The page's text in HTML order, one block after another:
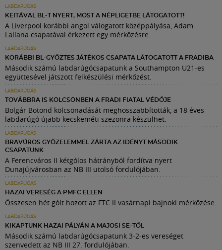
LABDARÚGÁS
KEITÁVAL BL-T NYERT, MOST A NÉPLIGETBE LÁTOGATOTT!
A Liverpool korábbi angol válogatott középpályása, Adam
Lallana csapatával érkezett egy mérkőzésre.
LABDARÚGÁS
KORÁBBI BL-GYŐZTES JÁTÉKOS CSAPATA LÁTOGATOTT A FRADIBA
Második számú labdarúgócsapatunk a Southampton U21-es
együttesével játszott felkészülési mérkőzést.
LABDARÚGÁS
TOVÁBBRA IS KÖLCSÖNBEN A FRADI FIATAL VÉDŐJE
Bolgár Botond kölcsönadását meghosszabbították, a 18 éves
labdarúgó újabb kecskeméti szezonra készülhet.
LABDARÚGÁS
BRAVÚROS GYŐZELEMMEL ZÁRTA AZ IDÉNYT MÁSODIK
CSAPATUNK
A Ferencváros II kétgólos hátrányból fordítva nyert
Dunajújvárosban az NB III utolsó fordulójában.
LABDARÚGÁS
HAZAI VERESÉG A PMFC ELLEN
Összesen hét gólt hozott az FTC II vasárnapi bajnoki mérkőzése.
LABDARÚGÁS
KIKAPTUNK HAZAI PÁLYÁN A MAJOSI SE-TŐL
Második számú labdarúgócsapatunk 3-2-es vereséget
szenvedett az NB III 27. fordulójában.